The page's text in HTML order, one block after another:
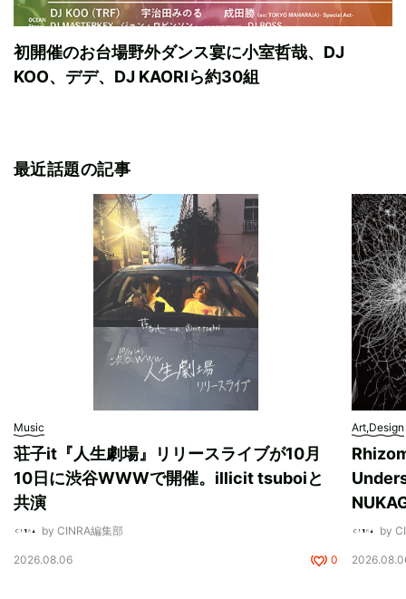
初開催のお台場野外ダンス宴に小室哲哉、DJ
KOO、デデ、DJ KAORIら約30組
最近話題の記事
Music
荘子it『人生劇場』リリースライブが10月
10日に渋谷WWWで開催。illicit tsuboiと
共演
by CINRA編集部
2026.08.06 0
Art,Design
by